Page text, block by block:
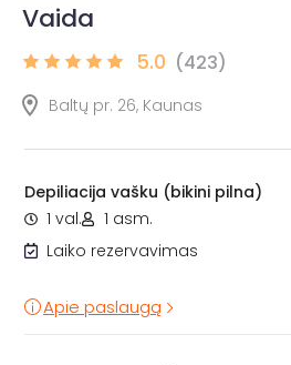
Vaida
5.0 (423)
Baltų pr. 26, Kaunas
Depiliacija vašku (bikini pilna)
1 val.
1 asm.
Laiko rezervavimas
Apie paslaugą